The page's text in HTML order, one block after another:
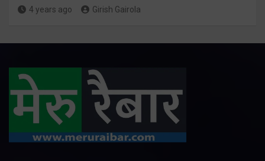
4 years ago Girish Gairola